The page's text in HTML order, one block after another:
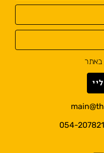
באתר